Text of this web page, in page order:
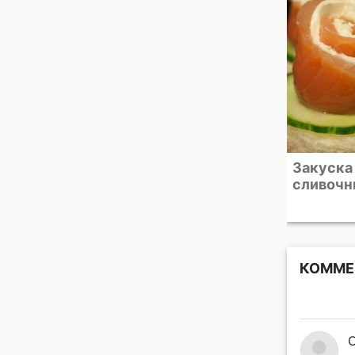
Террин
белой